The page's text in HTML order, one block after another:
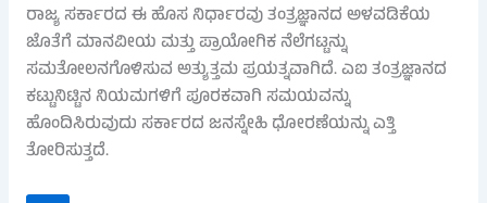
ರಾಜ್ಯ ಸರ್ಕಾರದ ಈ ಹೊಸ ನಿರ್ಧಾರವು ತಂತ್ರಜ್ಞಾನದ ಅಳವಡಿಕೆಯ
ಜೊತೆಗೆ ಮಾನವೀಯ ಮತ್ತು ಪ್ರಾಯೋಗಿಕ ನೆಲೆಗಟ್ಟನ್ನು
ಸಮತೋಲನಗೊಳಿಸುವ ಅತ್ಯುತ್ತಮ ಪ್ರಯತ್ನವಾಗಿದೆ. ಎಐ ತಂತ್ರಜ್ಞಾನದ
ಕಟ್ಟುನಿಟ್ಟಿನ ನಿಯಮಗಳಿಗೆ ಪೂರಕವಾಗಿ ಸಮಯವನ್ನು
ಹೊಂದಿಸಿರುವುದು ಸರ್ಕಾರದ ಜನಸ್ನೇಹಿ ಧೋರಣೆಯನ್ನು ಎತ್ತಿ
ತೋರಿಸುತ್ತದೆ.